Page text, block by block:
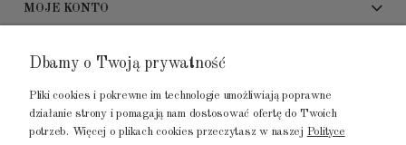
MOJE KONTO
ADRES SHOWROOMU
GALERIA METROPOLIA
ul. Jana Kilińskiego 4
Dbamy o Twoją prywatność
Pliki cookies i pokrewne im technologie umożliwiają poprawne
działanie strony i pomagają nam dostosować ofertę do Twoich
potrzeb. Więcej o plikach cookies przeczytasz w naszej Polityce